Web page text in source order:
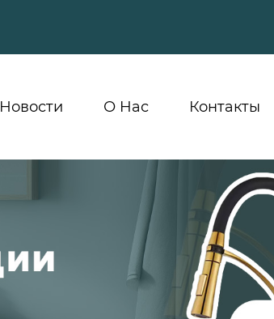
Новости О Hас Контакты